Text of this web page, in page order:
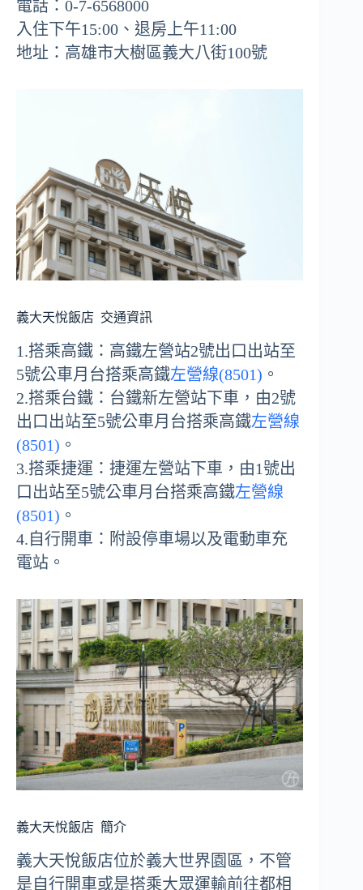
電話：0-7-6568000
入住下午15:00、退房上午11:00
地址：高雄市大樹區義大八街100號
義大天悅飯店 交通資訊
1.搭乘高鐵：高鐵左營站2號出口出站至
5號公車月台搭乘高鐵左營線(8501) 。
2.搭乘台鐵：台鐵新左營站下車，由2號
出口出站至5號公車月台搭乘高鐵左營線
(8501) 。
3.搭乘捷運：捷運左營站下車，由1號出
口出站至5號公車月台搭乘高鐵左營線
(8501) 。
4.自行開車：附設停車場以及電動車充
電站。
義大天悅飯店 簡介
義大天悅飯店位於義大世界園區，不管
是自行開車或是搭乘大眾運輸前往都相